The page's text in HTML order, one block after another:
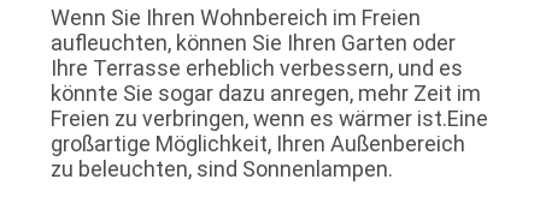
ANGEBOT
ONLINE
SHOP
Wenn Sie Ihren Wohnbereich im Freien
aufleuchten, können Sie Ihren Garten oder
Ihre Terrasse erheblich verbessern, und es
könnte Sie sogar dazu anregen, mehr Zeit im
Freien zu verbringen, wenn es wärmer ist.Eine
großartige Möglichkeit, Ihren Außenbereich
zu beleuchten, sind Sonnenlampen.